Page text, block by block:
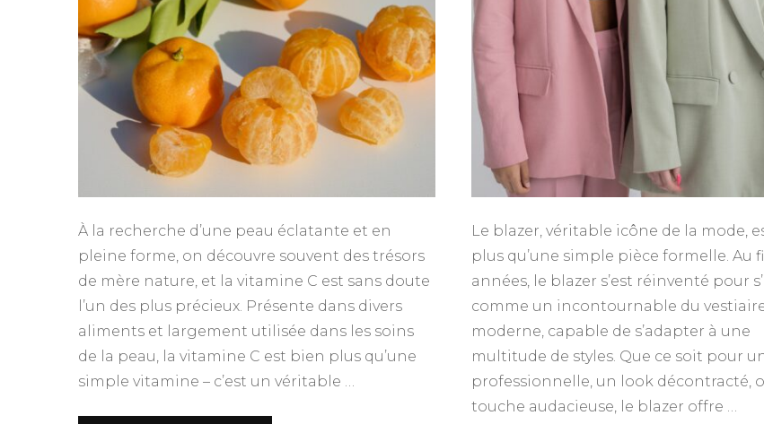
À la recherche d’une peau éclatante et en
pleine forme, on découvre souvent des trésors
de mère nature, et la vitamine C est sans doute
l’un des plus précieux. Présente dans divers
aliments et largement utilisée dans les soins
de la peau, la vitamine C est bien plus qu’une
simple vitamine – c’est un véritable …
Le blazer, véritable icône de la mode,
plus qu’une simple pièce formelle. Au
années, le blazer s’est réinventé pour
comme un incontournable du
moderne, capable de s’adapter à une
multitude de styles. Que ce soit pour
professionnelle, un look décontracté,
touche audacieuse, le blazer offre …